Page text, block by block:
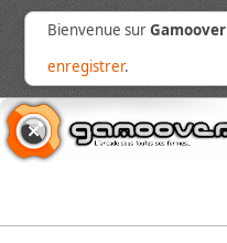
Bienvenue surGamoover
enregistrer.